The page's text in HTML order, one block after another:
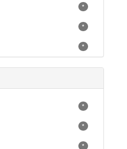
*
*
*
*
*
*
*
*
*
*
*